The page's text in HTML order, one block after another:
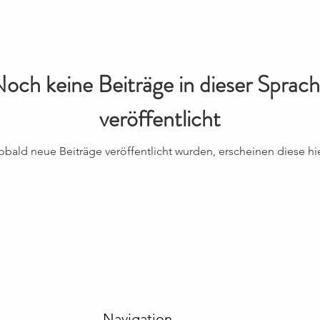
keine Beiträge in dieser
veröffentlicht
neue Beiträge veröffentlicht wurden, erscheinen diese